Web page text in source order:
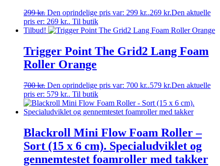
299kr. Den oprindelige pris var: 299 kr..269 kr.Den aktuelle
pris er: 269 kr.. Til butik
Tilbud!
Trigger Point The Grid2 Lang Foam
Roller Orange
700kr. Den oprindelige pris var: 700 kr..579 kr.Den aktuelle
pris er: 579 kr.. Til butik
Blackroll Mini Flow Foam Roller –
Sort (15 x 6 cm). Specialudviklet og
gennemtestet foamroller med takker